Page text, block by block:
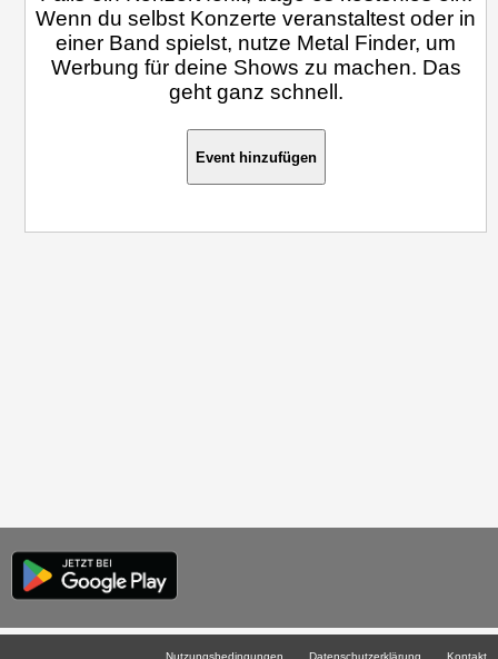
Wenn du selbst Konzerte veranstaltest oder in
einer Band spielst, nutze Metal Finder, um
Werbung für deine Shows zu machen. Das
geht ganz schnell.
Event hinzufügen
Nutzungsbedingungen Datenschutzerklärung Kontakt